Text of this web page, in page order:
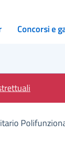
Concorsi e